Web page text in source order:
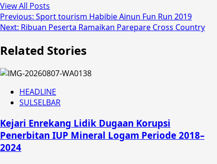
View All Posts
Post
navigation
Previous: Sport tourism Habibie Ainun Fun Run 2019
Next: Ribuan Peserta Ramaikan Parepare Cross Country
Related Stories
HEADLINE
SULSELBAR
Kejari Enrekang Lidik Dugaan Korupsi
Penerbitan IUP Mineral Logam Periode 2018–
2024